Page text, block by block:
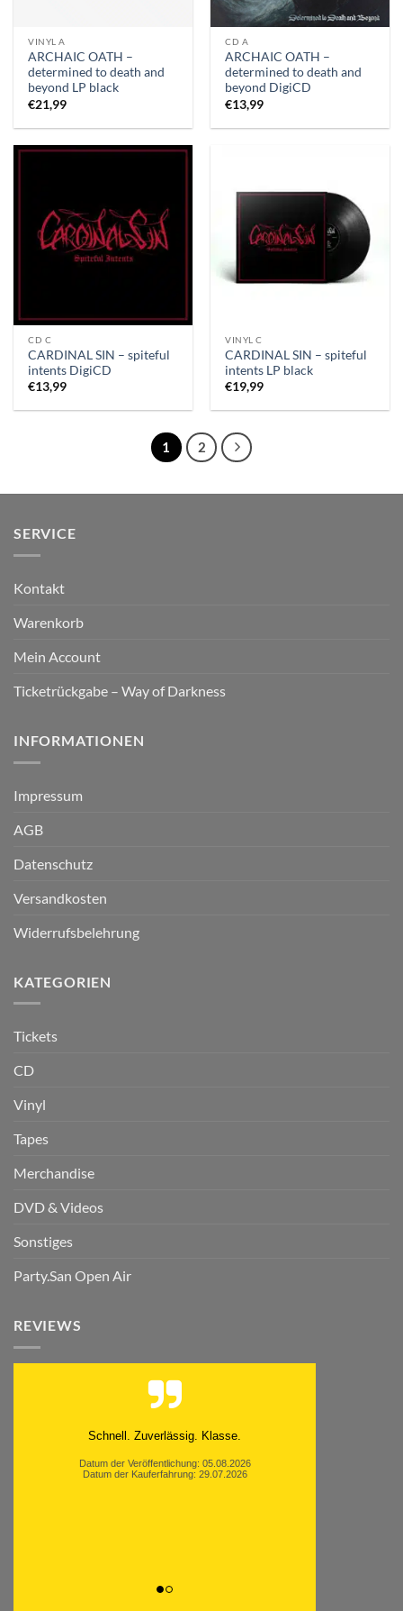
VINYL A
ARCHAIC OATH –
determined to death and
beyond LP black
€21,99
CD A
ARCHAIC OATH –
determined to death and
beyond DigiCD
€13,99
CD C
CARDINAL SIN – spiteful
intents DigiCD
€13,99
VINYL C
CARDINAL SIN – spiteful
intents LP black
€19,99
1 2
SERVICE
Kontakt
Warenkorb
Mein Account
Ticketrückgabe – Way of Darkness
INFORMATIONEN
Impressum
AGB
Datenschutz
Versandkosten
Widerrufsbelehrung
KATEGORIEN
Tickets
CD
Vinyl
Tapes
Merchandise
DVD & Videos
Sonstiges
Party.San Open Air
REVIEWS
Schnell. Zuverlässig. Klasse.
Datum der Veröffentlichung: 05.08.2026
Datum der Kauferfahrung: 29.07.2026